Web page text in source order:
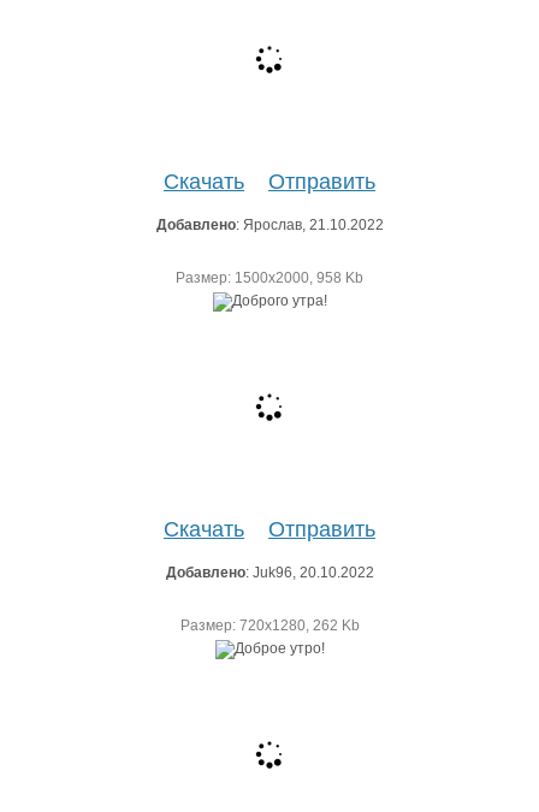
Скачать Отправить
Добавлено: Ярослав, 21.10.2022
Размер: 1500х2000, 958 Kb
Скачать Отправить
Добавлено: Juk96, 20.10.2022
Размер: 720х1280, 262 Kb